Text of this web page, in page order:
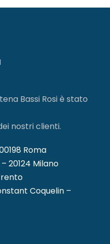
Bassi Rosi è stato
nostri clienti.
Roma
20124 Milano
Coquelin –